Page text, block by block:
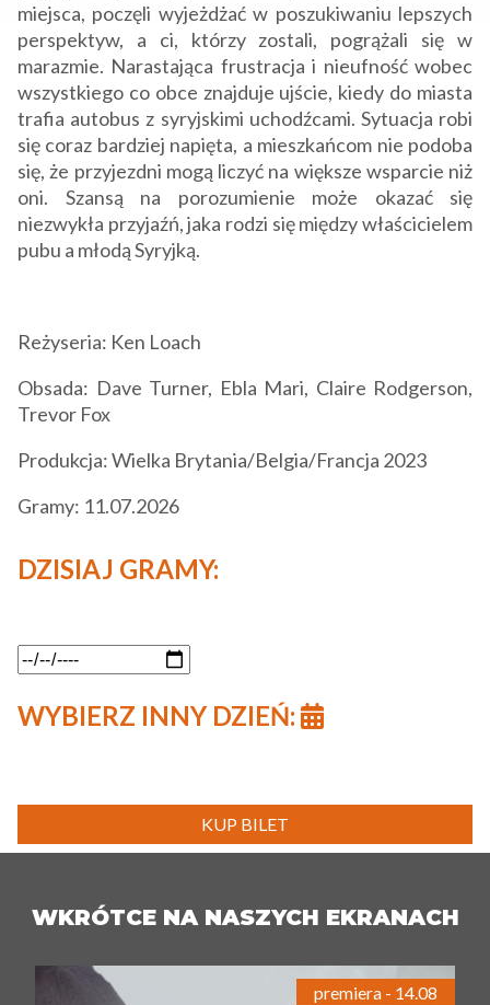
miejsca, poczęli wyjeżdżać w poszukiwaniu lepszych
perspektyw, a ci, którzy zostali, pogrążali się w
marazmie. Narastająca frustracja i nieufność wobec
wszystkiego co obce znajduje ujście, kiedy do miasta
trafia autobus z syryjskimi uchodźcami. Sytuacja robi
się coraz bardziej napięta, a mieszkańcom nie podoba
się, że przyjezdni mogą liczyć na większe wsparcie niż
oni. Szansą na porozumienie może okazać się
niezwykła przyjaźń, jaka rodzi się między właścicielem
pubu a młodą Syryjką.
Reżyseria: Ken Loach
Obsada: Dave Turner, Ebla Mari, Claire Rodgerson,
Trevor Fox
Produkcja: Wielka Brytania/Belgia/Francja 2023
Gramy: 11.07.2026
DZISIAJ GRAMY:
WYBIERZ INNY DZIEŃ:
KUP BILET
WKRÓTCE NA NASZYCH EKRANACH
premiera - 14.08